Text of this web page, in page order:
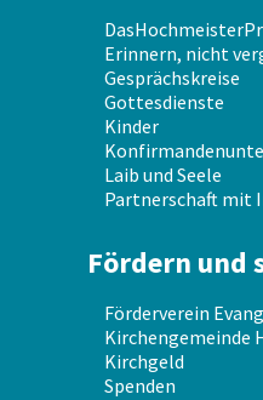
Erinnern, nicht
Gesprächskreise
Gottesdienste
Kinder
Laib und Seele
Partnerschaft mit
Fördern und
Förderverein
Kirchengemeinde
Kirchgeld
Spenden